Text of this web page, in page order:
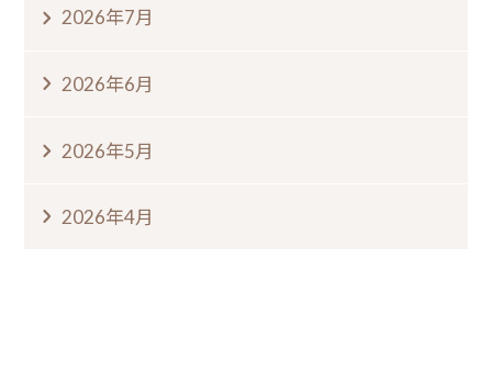
2026年7月
2026年6月
2026年5月
2026年4月